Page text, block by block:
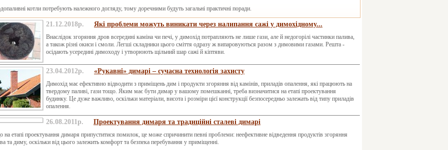
котли потребують належного догляду, тому доречними будуть загальні практичні поради.
21.12.2018р. Які проблеми можуть виникати через налипання сажі у димохідному...
Внаслідок згоряння дров всередині каміна чи печі, у димохід потрапляють не лише гази, але й недогорілі частинки палива,
а також різні окиси і смоли. Легші складники цього сміття одразу ж випаровуються разом з димовими газами. Решта -
осідають усередині димоходу і утворюють щільний шар сажі й кіптяви.
23.04.2012р. «Рукавні» димарі – сучасна технологія захисту
Димохід має ефективно відводити з приміщень дим і продукти згоряння від камінів, приладів опалення, які працюють на
твердому паливі, гази тощо. Яким має бути димар у вашому помешканні, треба визначитися на етапі проектування
будинку. Це дуже важливо, оскільки матеріали, висота і розміри цієї конструкції безпосередньо залежать від типу приладів
опалення.
26.08.2011р. Проектування димаря та традиційні сталеві димарі
на етапі проектування димаря припуститися помилок, це може спричинити певні проблеми: неефективне відведення продуктів згоряння
та диму, оскільки від цього залежить комфорт та безпека перебування у приміщенні.